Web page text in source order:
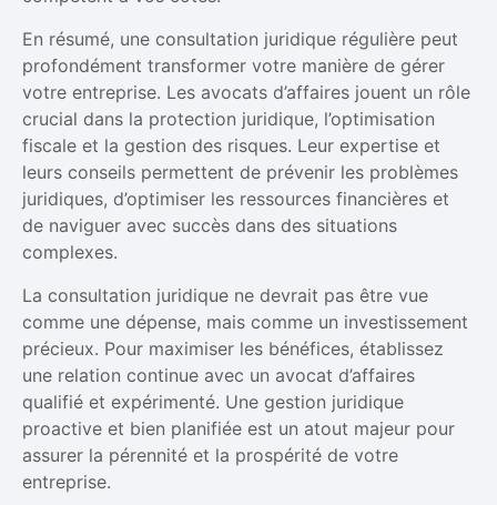
En résumé, une consultation juridique régulière peut
profondément transformer votre manière de gérer
votre entreprise. Les avocats d’affaires jouent un rôle
crucial dans la protection juridique, l’optimisation
fiscale et la gestion des risques. Leur expertise et
leurs conseils permettent de prévenir les problèmes
juridiques, d’optimiser les ressources financières et
de naviguer avec succès dans des situations
complexes.
La consultation juridique ne devrait pas être vue
comme une dépense, mais comme un investissement
précieux. Pour maximiser les bénéfices, établissez
une relation continue avec un avocat d’affaires
qualifié et expérimenté. Une gestion juridique
proactive et bien planifiée est un atout majeur pour
assurer la pérennité et la prospérité de votre
entreprise.